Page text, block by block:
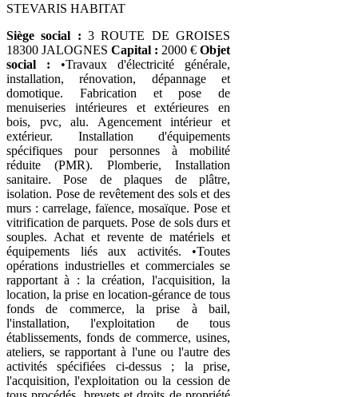
STEVARIS HABITAT
Siège social : 3 ROUTE DE GROISES
18300 JALOGNES Capital : 2000 € Objet
social : •Travaux d'électricité générale,
installation, rénovation, dépannage et
domotique. Fabrication et pose de
menuiseries intérieures et extérieures en
bois, pvc, alu. Agencement intérieur et
extérieur. Installation d'équipements
spécifiques pour personnes à mobilité
réduite (PMR). Plomberie, Installation
sanitaire. Pose de plaques de plâtre,
isolation. Pose de revêtement des sols et des
murs : carrelage, faïence, mosaïque. Pose et
vitrification de parquets. Pose de sols durs et
souples. Achat et revente de matériels et
équipements liés aux activités. •Toutes
opérations industrielles et commerciales se
rapportant à : la création, l'acquisition, la
location, la prise en location-gérance de tous
fonds de commerce, la prise à bail,
l'installation, l'exploitation de tous
établissements, fonds de commerce, usines,
ateliers, se rapportant à l'une ou l'autre des
activités spécifiées ci-dessus ; la prise,
l'acquisition, l'exploitation ou la cession de